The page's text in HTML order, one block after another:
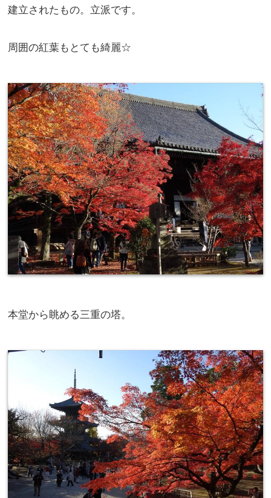
建立されたもの。立派です。
周囲の紅葉もとても綺麗☆
本堂から眺める三重の塔。